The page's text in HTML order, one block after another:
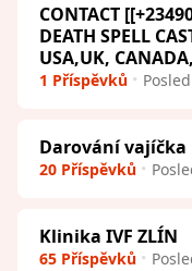
CONTACT
DEATH SPELL
USA,UK,
1 Příspěvků
Darování vajíčka
20 Příspěvků
Klinika IVF ZLÍN
65 Příspěvků